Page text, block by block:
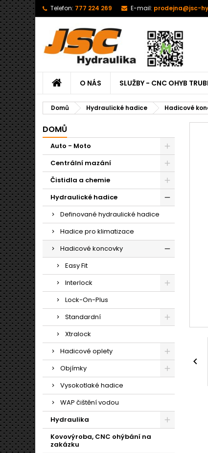
Telefon: 777 224 269 E-mail: prodejna@jsc-
O NÁS SLUŽBY - CNC OHYB
Domů Hydraulické hadice Hadicové
DOMŮ
Auto - Moto
Centrální mazání
Čistidla a chemie
Hydraulické hadice
Definované hydraulické hadice
Hadice pro klimatizace
Hadicové koncovky
Easy Fit
Interlock
Lock-On-Plus
Standardní
Xtralock
Hadicové oplety
Objímky
Vysokotlaké hadice
WAP čištění vodou
Hydraulika
Kovovýroba, CNC ohýbání na
zakázku
